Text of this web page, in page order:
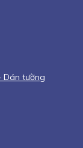
Dán tường